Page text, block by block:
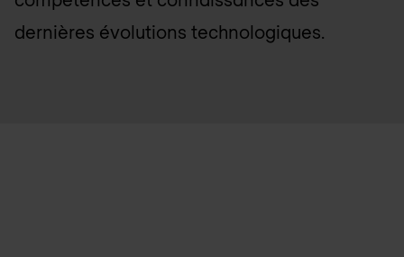
dernières évolutions technologiques.